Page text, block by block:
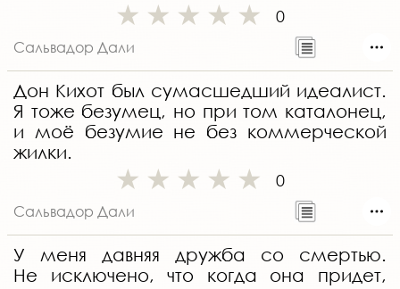
0
Сальвадор Дали
Дон Кихот был сумасшедший идеалист.
Я тоже безумец, но при том каталонец,
и моё безумие не без коммерческой
жилки.
0
Сальвадор Дали
У меня давняя дружба со смертью.
Не исключено, что когда она придет,